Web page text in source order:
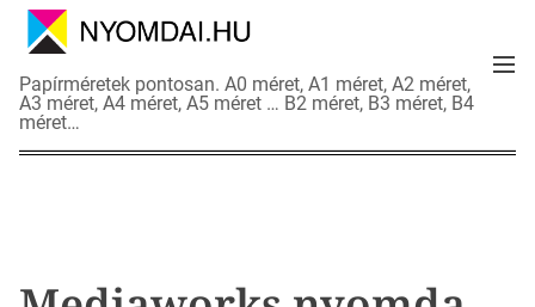
N
y
o
m
Papírméretek pontosan. A0 méret, A1 méret, A2 méret,
A3 méret, A4 méret, A5 méret … B2 méret, B3 méret, B4
méret…
M